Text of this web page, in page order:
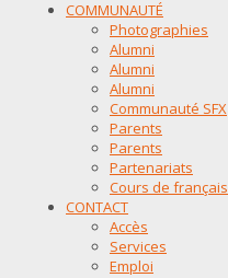
COMMUNAUTÉ
Photographies
Alumni
Alumni
Alumni
Communauté SFX
Parents
Parents
Partenariats
Cours de français
CONTACT
Accès
Services
Emploi